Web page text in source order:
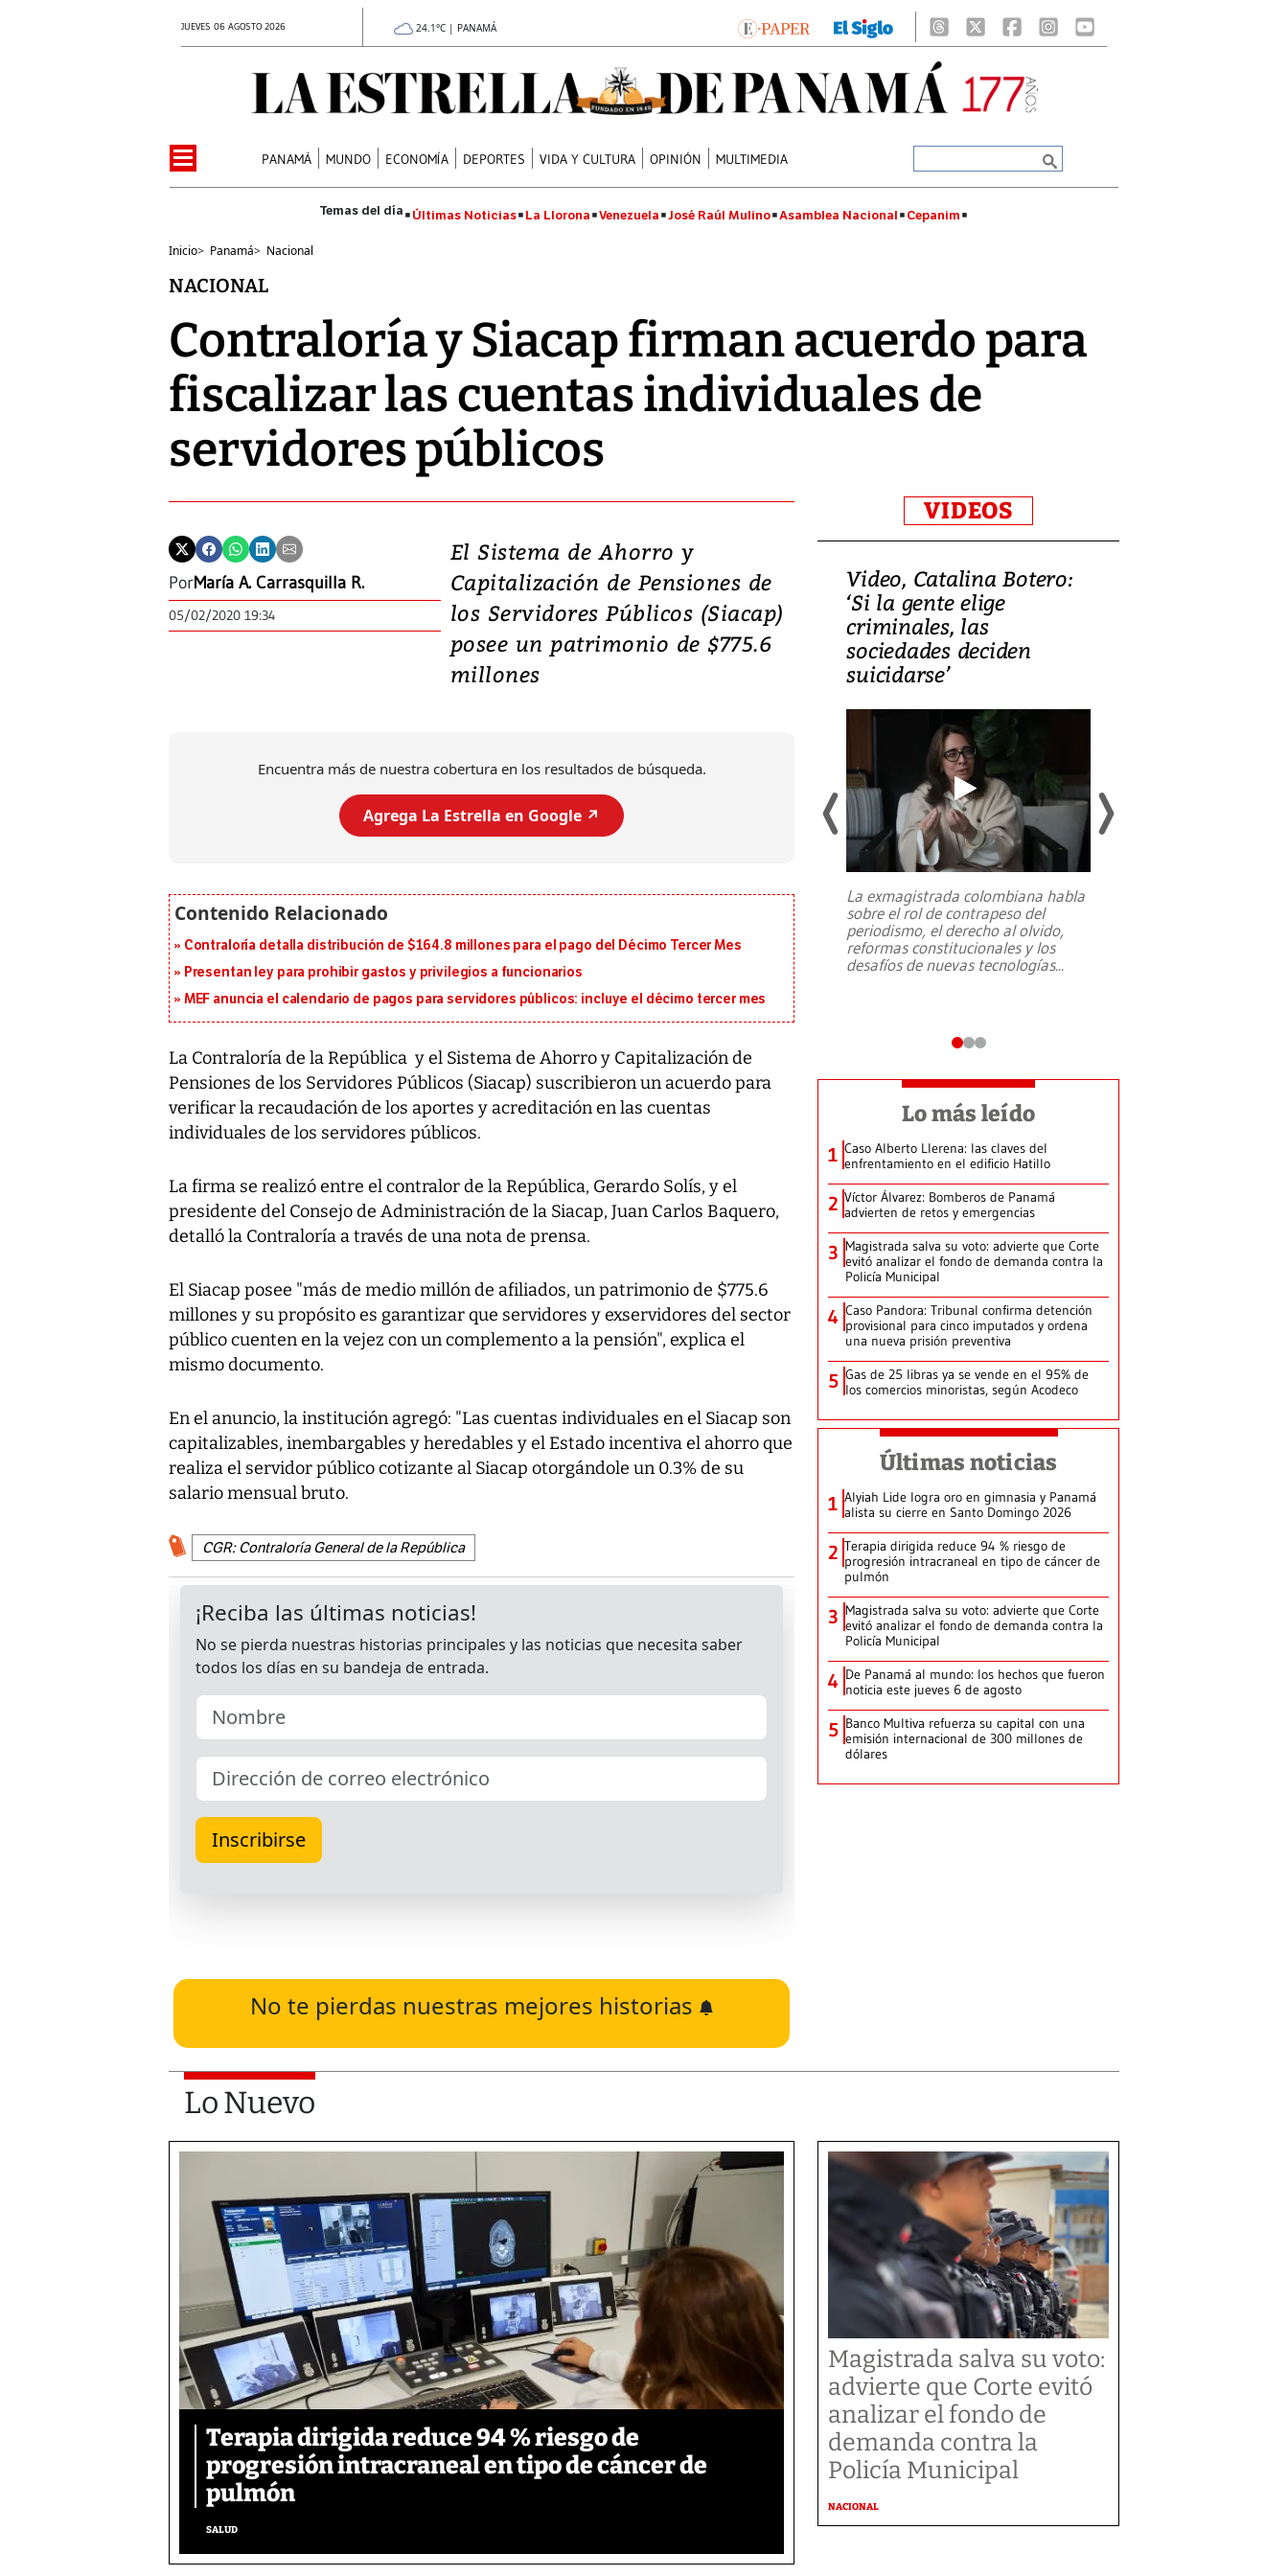
JUEVES 06 AGOSTO 2026 24.1°C | PANAMÁ
PANAMÁ MUNDO ECONOMÍA DEPORTES VIDA Y CULTURA OPINIÓN MULTIMEDIA
Últimas Noticias La Llorona Venezuela José Raúl Mulino Asamblea Nacional Cepanim
Inicio> Panamá> Nacional
NACIONAL
Contraloría y Siacap firman acuerdo para
fiscalizar las cuentas individuales de
servidores públicos
PorMaría A. Carrasquilla R.
05/02/2020 19:34
El Sistema de Ahorro y
Capitalización de Pensiones de
los Servidores Públicos (Siacap)
posee un patrimonio de $775.6
millones
Encuentra más de nuestra cobertura en los resultados de búsqueda.
Agrega La Estrella en Google ↗️
Contraloría detalla distribución de $164.8 millones para el pago del Décimo Tercer Mes
Presentan ley para prohibir gastos y privilegios a funcionarios
MEF anuncia el calendario de pagos para servidores públicos: incluye el décimo tercer mes
La Contraloría de la República y el Sistema de Ahorro y Capitalización de
Pensiones de los Servidores Públicos (Siacap) suscribieron un acuerdo para
verificar la recaudación de los aportes y acreditación en las cuentas
individuales de los servidores públicos.
La firma se realizó entre el contralor de la República, Gerardo Solís, y el
presidente del Consejo de Administración de la Siacap, Juan Carlos Baquero,
detalló la Contraloría a través de una nota de prensa.
El Siacap posee "más de medio millón de afiliados, un patrimonio de $775.6
millones y su propósito es garantizar que servidores y exservidores del sector
público cuenten en la vejez con un complemento a la pensión", explica el
mismo documento.
En el anuncio, la institución agregó: "Las cuentas individuales en el Siacap son
capitalizables, inembargables y heredables y el Estado incentiva el ahorro que
realiza el servidor público cotizante al Siacap otorgándole un 0.3% de su
salario mensual bruto.
CGR: Contraloría General de la República
No te pierdas nuestras mejores historias
VIDEOS
Video, Japón: Terremoto
deja heridos y graves
daños en Kumamoto
al sur de Japón, provocando una
Video, Catalina Botero:
‘Si la gente elige
criminales, las
sociedades deciden
suicidarse’
La exmagistrada colombiana habla
sobre el rol de contrapeso del
periodismo, el derecho al olvido,
reformas constitucionales y los
desafíos de nuevas tecnologías...
Lo más leído
1 Caso Alberto Llerena: las claves del
enfrentamiento en el edificio Hatillo
2 Víctor Álvarez: Bomberos de Panamá
advierten de retos y emergencias
3 Magistrada salva su voto: advierte que Corte
evitó analizar el fondo de demanda contra la
Policía Municipal
4 Caso Pandora: Tribunal confirma detención
provisional para cinco imputados y ordena
una nueva prisión preventiva
5 Gas de 25 libras ya se vende en el 95% de
los comercios minoristas, según Acodeco
Últimas noticias
1 Alyiah Lide logra oro en gimnasia y Panamá
alista su cierre en Santo Domingo 2026
2 Terapia dirigida reduce 94 % riesgo de
progresión intracraneal en tipo de cáncer de
pulmón
3 Magistrada salva su voto: advierte que Corte
evitó analizar el fondo de demanda contra la
Policía Municipal
4 De Panamá al mundo: los hechos que fueron
noticia este jueves 6 de agosto
5 Banco Multiva refuerza su capital con una
emisión internacional de 300 millones de
dólares
Lo Nuevo
Terapia dirigida reduce 94 % riesgo de
progresión intracraneal en tipo de cáncer de
pulmón
SALUD
Magistrada salva su voto:
advierte que Corte evitó
analizar el fondo de
demanda contra la
Policía Municipal
NACIONAL